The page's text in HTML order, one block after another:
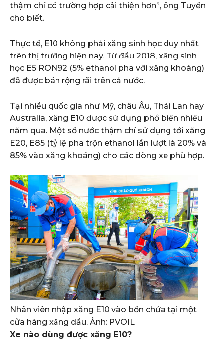
thậm chí có trường hợp cải thiện hơn”, ông Tuyến
cho biết.
Thực tế, E10 không phải xăng sinh học duy nhất
trên thị trường hiện nay. Từ đầu 2018, xăng sinh
học E5 RON92 (5% ethanol pha với xăng khoáng)
đã được bán rộng rãi trên cả nước.
Tại nhiều quốc gia như Mỹ, châu Âu, Thái Lan hay
Australia, xăng E10 được sử dụng phổ biến nhiều
năm qua. Một số nước thậm chí sử dụng tới xăng
E20, E85 (tỷ lệ pha trộn ethanol lần lượt là 20% và
85% vào xăng khoáng) cho các dòng xe phù hợp.
Nhân viên nhập xăng E10 vào bồn chứa tại một
cửa hàng xăng dầu. Ảnh: PVOIL
Xe nào dùng được xăng E10?